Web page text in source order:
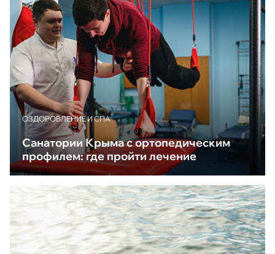
ОЗДОРОВЛЕНИЕ И СПА
Санатории Крыма с ортопедическим
профилем: где пройти лечение